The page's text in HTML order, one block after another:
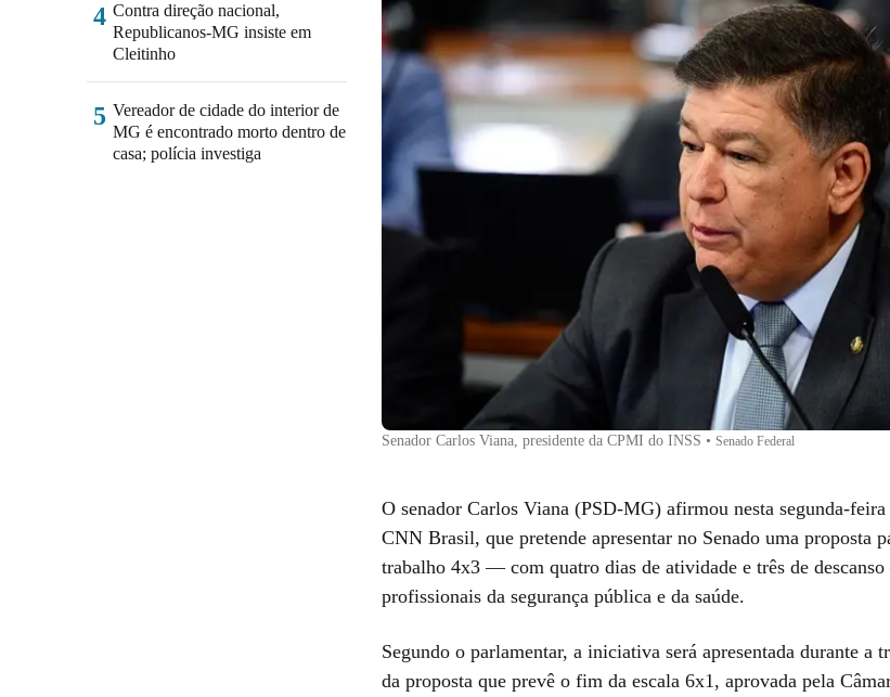
Senador Carlos Viana, presidente da CPMI do INSS • Senado Federal
O senador Carlos Viana (PSD-MG) afirmou nesta segunda-
CNN Brasil, que pretende apresentar no Senado uma proposta
trabalho 4x3 — com quatro dias de atividade e três de
profissionais da segurança pública e da saúde.
Segundo o parlamentar, a iniciativa será apresentada durante a
da proposta que prevê o fim da escala 6x1, aprovada pela
4 Contra direção nacional,
Republicanos-MG insiste em
Cleitinho
5 Vereador de cidade do interior de
MG é encontrado morto dentro de
casa; polícia investiga